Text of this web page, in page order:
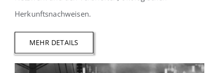
Herkunftsnachweisen.
MEHR DETAILS